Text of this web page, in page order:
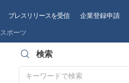
プレスリリースを受信 企業登録申請
スポーツ
検索